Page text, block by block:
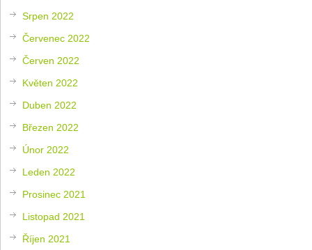
Srpen 2022
Červenec 2022
Červen 2022
Květen 2022
Duben 2022
Březen 2022
Únor 2022
Leden 2022
Prosinec 2021
Listopad 2021
Říjen 2021